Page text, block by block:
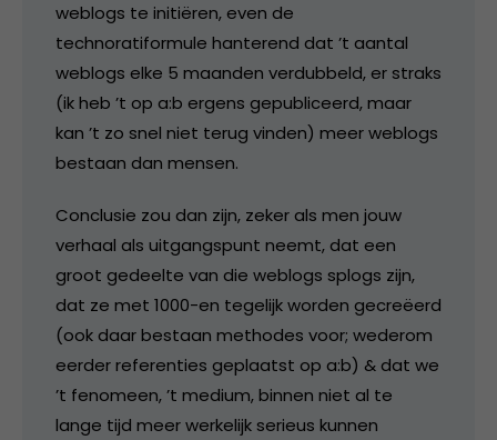
weblogs te initiëren, even de
technoratiformule hanterend dat ’t aantal
weblogs elke 5 maanden verdubbeld, er straks
(ik heb ’t op a:b ergens gepubliceerd, maar
kan ’t zo snel niet terug vinden) meer weblogs
bestaan dan mensen.
Conclusie zou dan zijn, zeker als men jouw
verhaal als uitgangspunt neemt, dat een
groot gedeelte van die weblogs splogs zijn,
dat ze met 1000-en tegelijk worden gecreëerd
(ook daar bestaan methodes voor; wederom
eerder referenties geplaatst op a:b) & dat we
’t fenomeen, ’t medium, binnen niet al te
lange tijd meer werkelijk serieus kunnen